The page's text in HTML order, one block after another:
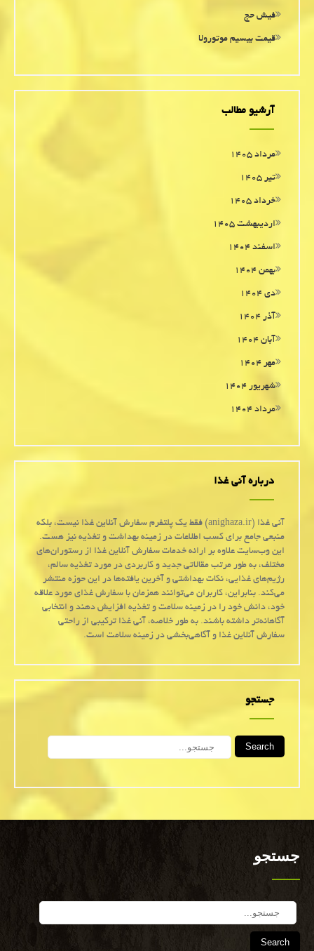
فیش حج
قیمت بیسیم موتورولا
آرشیو مطالب
مرداد ۱۴۰۵
تیر ۱۴۰۵
خرداد ۱۴۰۵
اردیبهشت ۱۴۰۵
اسفند ۱۴۰۴
بهمن ۱۴۰۴
دی ۱۴۰۴
آذر ۱۴۰۴
آبان ۱۴۰۴
مهر ۱۴۰۴
شهریور ۱۴۰۴
مرداد ۱۴۰۴
درباره آنی غذا
آنی غذا (anighaza.ir) فقط یک پلتفرم سفارش آنلاین غذا نیست، بلکه
منبعی جامع برای کسب اطلاعات در زمینه بهداشت و تغذیه نیز هست.
این وب‌سایت علاوه بر ارائه خدمات سفارش آنلاین غذا از رستوران‌های
مختلف، به طور مرتب مقالاتی جدید و کاربردی در مورد تغذیه سالم،
رژیم‌های غذایی، نکات بهداشتی و آخرین یافته‌ها در این حوزه منتشر
می‌کند. بنابراین، کاربران می‌توانند همزمان با سفارش غذای مورد علاقه
خود، دانش خود را در زمینه سلامت و تغذیه افزایش دهند و انتخابی
آگاهانه‌تر داشته باشند. به طور خلاصه، آنی غذا ترکیبی از راحتی
سفارش آنلاین غذا و آگاهی‌بخشی در زمینه سلامت است.
جستجو
Search
جستجو